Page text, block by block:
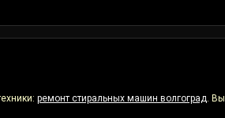
ремонт стиральных машин волгоград.